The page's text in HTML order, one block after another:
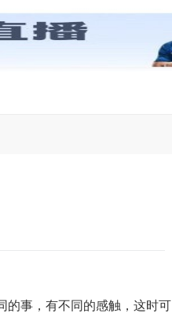
事，有不同的感触，这时可